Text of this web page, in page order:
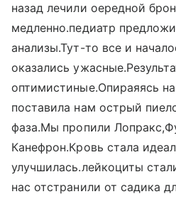
назад лечили оередной
медленно.педиатр
анализы.Тут-то все и
оказались
оптимистиные.Опираяясь
поставила нам острый
фаза.Мы пропили
Канефрон.Кровь стала
улучшилась.лейкоциты
нас отстранили от садика